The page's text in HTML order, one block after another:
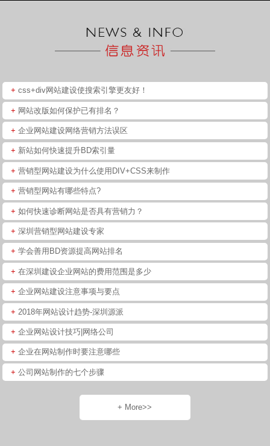
+ css+div网站建设使搜索引擎更友好！
+ 网站改版如何保护已有排名？
+ 企业网站建设网络营销方法误区
+ 新站如何快速提升BD索引量
+ 营销型网站建设为什么使用DIV+CSS来制作
+ 营销型网站有哪些特点?
+ 如何快速诊断网站是否具有营销力？
+ 深圳营销型网站建设专家
+ 学会善用BD资源提高网站排名
+ 在深圳建设企业网站的费用范围是多少
+ 企业网站建设注意事项与要点
+ 2018年网站设计趋势-深圳源派
+ 企业网站设计技巧|网络公司
+ 企业在网站制作时要注意哪些
+ 公司网站制作的七个步骤
+ More>>